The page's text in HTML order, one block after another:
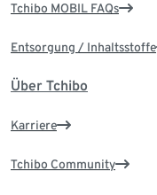
Tchibo MOBIL FAQs
Entsorgung / Inhaltsstoffe
Über Tchibo
Karriere
Tchibo Community